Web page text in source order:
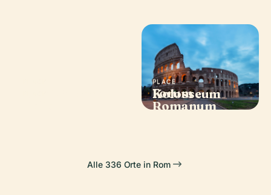
PLACE
Kolosseum
PLACE
Forum
Romanum
Alle 336 Orte in Rom